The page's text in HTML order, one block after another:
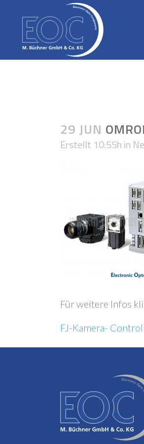
29 JUN
Erstellt 10:55hin
Für weitere Infos
FJ-Kamera-